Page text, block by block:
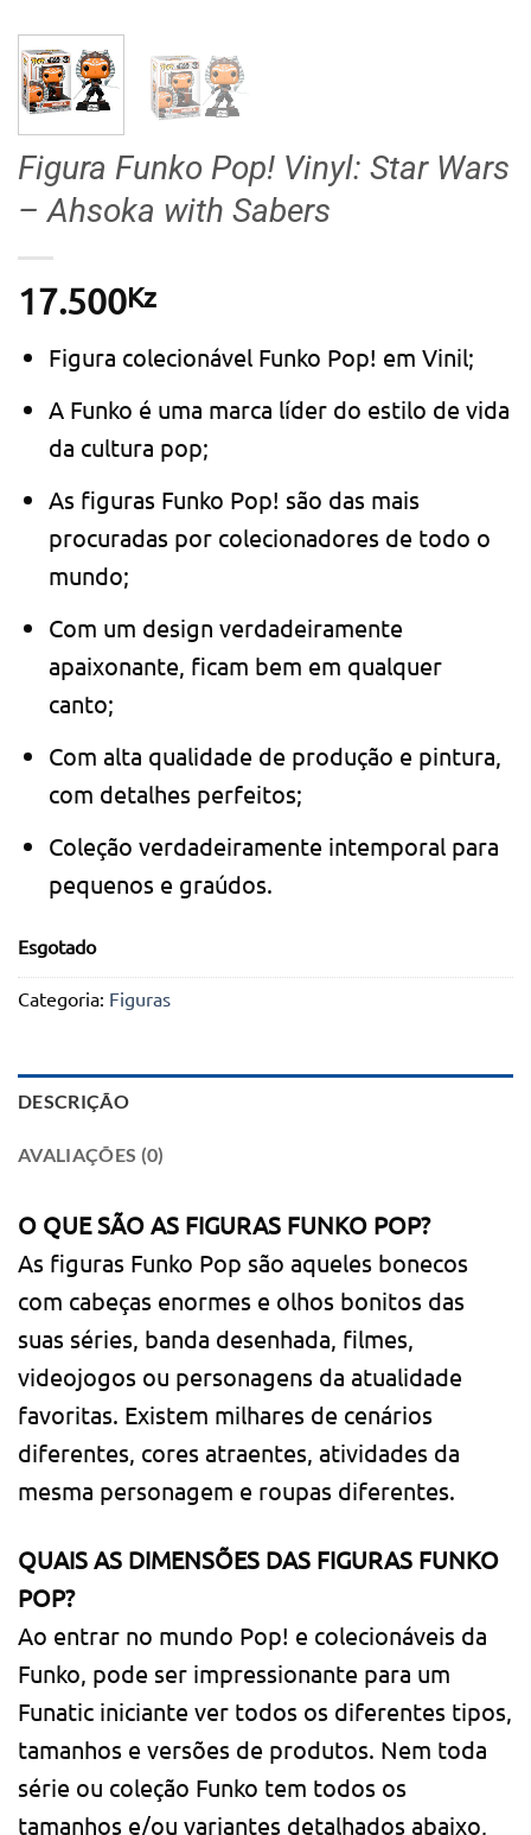
Figura Funko Pop! Vinyl: Star Wars
– Ahsoka with Sabers
17.500Kz
Figura colecionável Funko Pop! em Vinil;
A Funko é uma marca líder do estilo de vida
da cultura pop;
As figuras Funko Pop! são das mais
procuradas por colecionadores de todo o
mundo;
Com um design verdadeiramente
apaixonante, ficam bem em qualquer
canto;
Com alta qualidade de produção e pintura,
com detalhes perfeitos;
Coleção verdadeiramente intemporal para
pequenos e graúdos.
Esgotado
Categoria: Figuras
DESCRIÇÃO
AVALIAÇÕES (0)
O QUE SÃO AS FIGURAS FUNKO POP?
As figuras Funko Pop são aqueles bonecos
com cabeças enormes e olhos bonitos das
suas séries, banda desenhada, filmes,
videojogos ou personagens da atualidade
favoritas. Existem milhares de cenários
diferentes, cores atraentes, atividades da
mesma personagem e roupas diferentes.
QUAIS AS DIMENSÕES DAS FIGURAS FUNKO
POP?
Ao entrar no mundo Pop! e colecionáveis da
Funko, pode ser impressionante para um
Funatic iniciante ver todos os diferentes tipos,
tamanhos e versões de produtos. Nem toda
série ou coleção Funko tem todos os
tamanhos e/ou variantes detalhados abaixo,